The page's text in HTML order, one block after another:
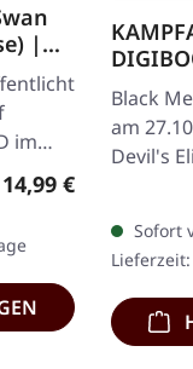
|
im
Regulärer Preis:
14,99 €
Black
am
Devil's
im
Sofort